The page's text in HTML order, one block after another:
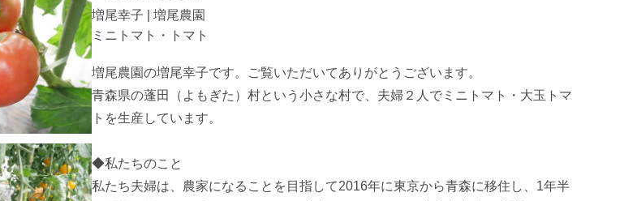
増尾幸子 | 増尾農園
ミニトマト・トマト
増尾農園の増尾幸子です。ご覧いただいてありがとうございます。
青森県の蓬田（よもぎた）村という小さな村で、夫婦２人でミニトマト・大玉トマ
トを生産しています。
◆私たちのこと
私たち夫婦は、農家になることを目指して2016年に東京から青森に移住し、1年半